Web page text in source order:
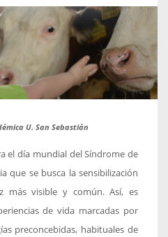
U. San Sebastián
el día mundial del Síndrome de
que se busca la sensibilización
más visible y común. Así, es
de vida marcadas por
preconcebidas, habituales de